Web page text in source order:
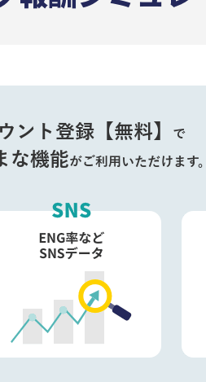
ント登録【無料】 で
な機能がご利用いただけます。